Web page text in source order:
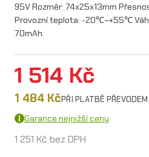
95V Rozměr: 74x25x13mm
Provozní teplota: -20℃~+55℃
70mAh
1 514 Kč
1 484 KčPŘI PLATBĚ PŘEVODEM
Garance nejnižší ceny
1 251 Kč bez DPH